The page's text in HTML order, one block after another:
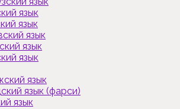
язык
язык
язык
язык
язык
язык
язык (фарси)
язык